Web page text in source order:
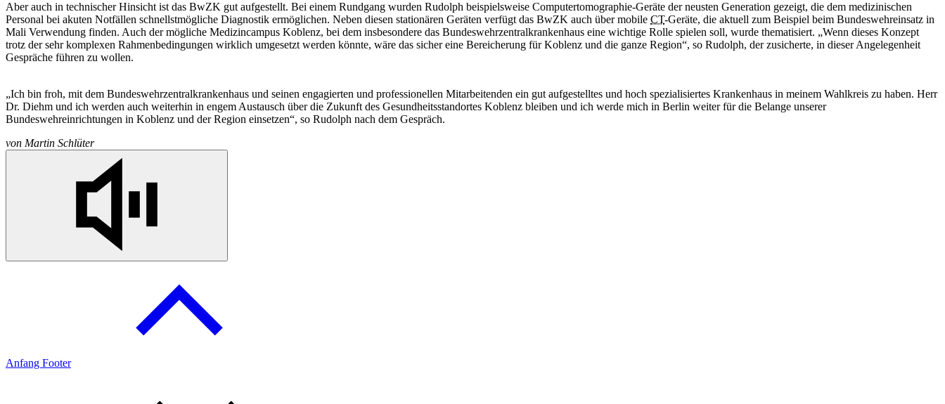
Aber auch in technischer Hinsicht ist das BwZK gut aufgestellt. Bei einem Rundgang wurden Rudolph beispielsweise Computertomographie-Geräte der neusten Generation gezeigt, die dem medizinischen
Personal bei akuten Notfällen schnellstmögliche Diagnostik ermöglichen. Neben diesen stationären Geräten verfügt das BwZK auch über mobile CT-Geräte, die aktuell zum Beispiel beim Bundeswehreinsatz in
Mali Verwendung finden. Auch der mögliche Medizincampus Koblenz, bei dem insbesondere das Bundeswehrzentralkrankenhaus eine wichtige Rolle spielen soll, wurde thematisiert. „Wenn dieses Konzept
trotz der sehr komplexen Rahmenbedingungen wirklich umgesetzt werden könnte, wäre das sicher eine Bereicherung für Koblenz und die ganze Region“, so Rudolph, der zusicherte, in dieser Angelegenheit
Gespräche führen zu wollen.
„Ich bin froh, mit dem Bundeswehrzentralkrankenhaus und seinen engagierten und professionellen Mitarbeitenden ein gut aufgestelltes und hoch spezialisiertes Krankenhaus in meinem Wahlkreis zu haben. Herr
Dr. Diehm und ich werden auch weiterhin in engem Austausch über die Zukunft des Gesundheitsstandortes Koblenz bleiben und ich werde mich in Berlin weiter für die Belange unserer
Bundeswehreinrichtungen in Koblenz und der Region einsetzen“, so Rudolph nach dem Gespräch.
von Martin Schlüter
Anfang Footer